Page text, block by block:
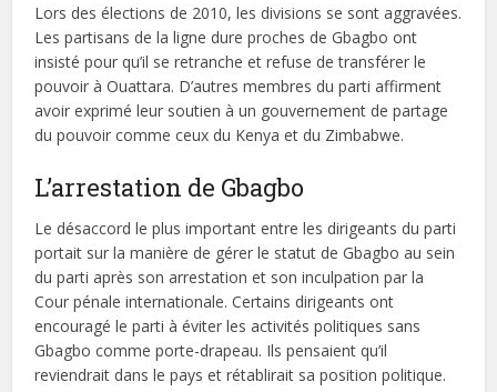
Lors des élections de 2010, les divisions se sont aggravées.
Les partisans de la ligne dure proches de Gbagbo ont
insisté pour qu’il se retranche et refuse de transférer le
pouvoir à Ouattara. D’autres membres du parti affirment
avoir exprimé leur soutien à un gouvernement de partage
du pouvoir comme ceux du Kenya et du Zimbabwe.
L’arrestation de Gbagbo
Le désaccord le plus important entre les dirigeants du parti
portait sur la manière de gérer le statut de Gbagbo au sein
du parti après son arrestation et son inculpation par la
Cour pénale internationale. Certains dirigeants ont
encouragé le parti à éviter les activités politiques sans
Gbagbo comme porte-drapeau. Ils pensaient qu’il
reviendrait dans le pays et rétablirait sa position politique.